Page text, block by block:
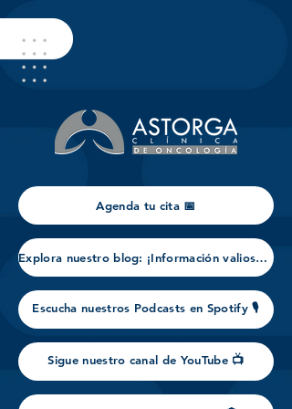
Agenda tu cita 📅
Explora nuestro blog: ¡Información valiosa para tu salud!
Escucha nuestros Podcasts en Spotify 🎙️
Sigue nuestro canal de YouTube 📺